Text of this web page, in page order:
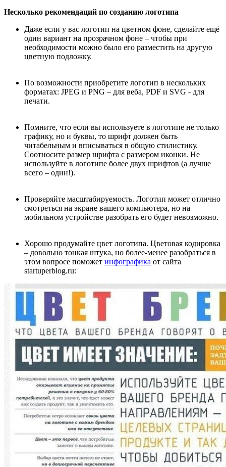
Несколько рекомендаций по созданию логотипа
Даже если у вас логотип на цветном фоне, сделайте ещё
один вариант на прозрачном фоне – чтобы при
необходимости можно было его разместить на другую
цветную подложку.
По возможности приобретите логотип в нескольких
форматах: JPEG и PNG – для веба, PDF и SVG - для
печати.
Помните, что если вы используете в логотипе не только
графику, но и буквы, то шрифт должен быть
читабельным и вписываться в общую стилистику.
Соотносите размер шрифта с размером иконки. Не
используйте в логотипе более двух шрифтов (а лучше
всего – один!).
Проверяйте масштабируемость. Логотип может отлично
смотреться на экране вашего компьютера, но на
мобильном устройстве разобрать его будет невозможно.
Хорошо продумайте цвет логотипа. Цветовая кодировка
– довольно тонкая штука, но более-менее разобраться в
этом вопросе поможет инфографика от сайта
startuperblog.ru: